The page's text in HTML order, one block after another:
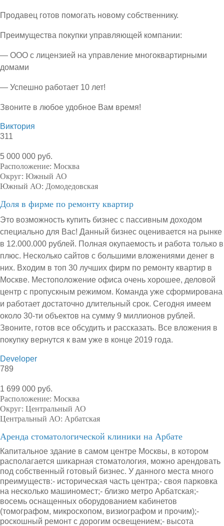
Продавец готов помогать новому собственнику.
Преимущества покупки управляющей компании:
— ООО с лицензией на управление многоквартирными
домами
— Успешно работает 10 лет!
Звоните в любое удобное Вам время!
Виктория
311
5 000 000 руб.
Расположение: Москва
Округ: Южный АО
Южный АО: Домодедовская
Доля в фирме по ремонту квартир
Это возможность купить бизнес с пассивным доходом
специально для Вас! Данный бизнес оценивается на рынке
в 12.000.000 рублей. Полная окупаемость и работа только в
плюс. Несколько сайтов с большими вложениями денег в
них. Входим в топ 30 лучших фирм по ремонту квартир в
Москве. Местоположение офиса очень хорошее, деловой
центр с пропускным режимом. Команда уже сформирована
и работает достаточно длительный срок. Сегодня имеем
около 30-ти объектов на сумму 9 миллионов рублей.
Звоните, готов все обсудить и рассказать. Все вложения в
покупку вернутся к вам уже в конце 2019 года.
Developer
789
1 699 000 руб.
Расположение: Москва
Округ: Центральный АО
Центральный АО: Арбатская
Аренда стоматологической клиники на Арбате
Капитальное здание в самом центре Москвы, в котором
располагается шикарная стоматология, можно арендовать
под собственный готовый бизнес. У данного места много
преимуществ:- историческая часть центра;- своя парковка
на несколько машиномест;- близко метро Арбатская;-
восемь оснащенных оборудованием кабинетов
(томографом, микроскопом, визиографом и прочим);-
роскошный ремонт с дорогим освещением;- высота